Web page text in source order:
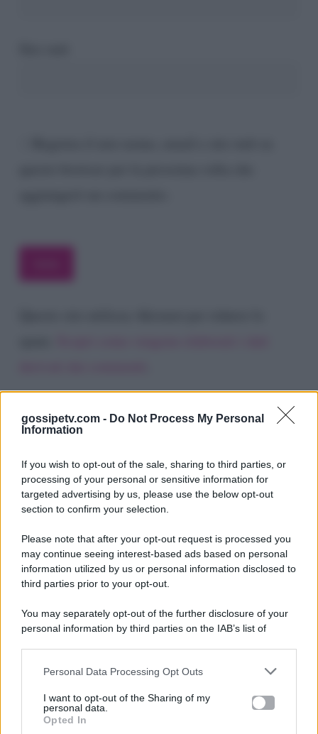
gossipetv.com - Do Not Process My Personal
Information
If you wish to opt-out of the sale, sharing to third parties, or
processing of your personal or sensitive information for
targeted advertising by us, please use the below opt-out
section to confirm your selection.
Please note that after your opt-out request is processed you
may continue seeing interest-based ads based on personal
information utilized by us or personal information disclosed to
third parties prior to your opt-out.
You may separately opt-out of the further disclosure of your
personal information by third parties on the IAB’s list of
This information may also be disclosed by us to third parties
disclose it to other third parties.
Please note that this website/app uses one or more Google
Personal Data Processing Opt Outs
I want to opt-out of the Sharing of my
personal data.
Opted In
Gossip e TV è un sito di MASTE S.r.l.
viale Luigi Majno n. 21 - 20129 Milano (MI)
P.Iva 10909580960
Categorie
Gossip
Televisione